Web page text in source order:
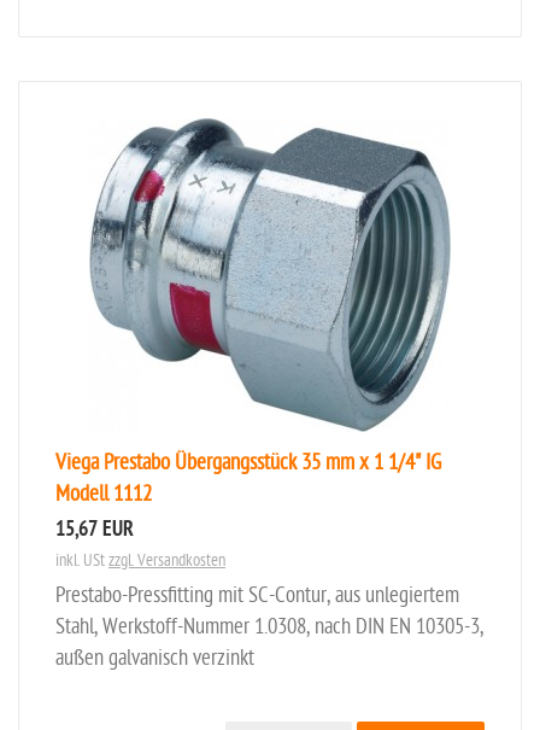
Viega Prestabo Übergangsstück 35 mm x 1 1/4" IG
Modell 1112
15,67 EUR
inkl. UStzzgl. Versandkosten
Prestabo-Pressfitting mit SC-Contur, aus unlegiertem
Stahl, Werkstoff-Nummer 1.0308, nach DIN EN 10305-3,
außen galvanisch verzinkt